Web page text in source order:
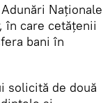
Naționale
în care cetățenii
bani în
solicită de două